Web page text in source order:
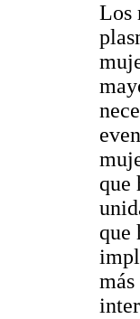
Los
que
que